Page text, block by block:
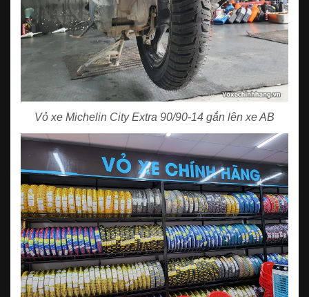
Vỏ xe Michelin City Extra 90/90-14 gắn lên xe AB